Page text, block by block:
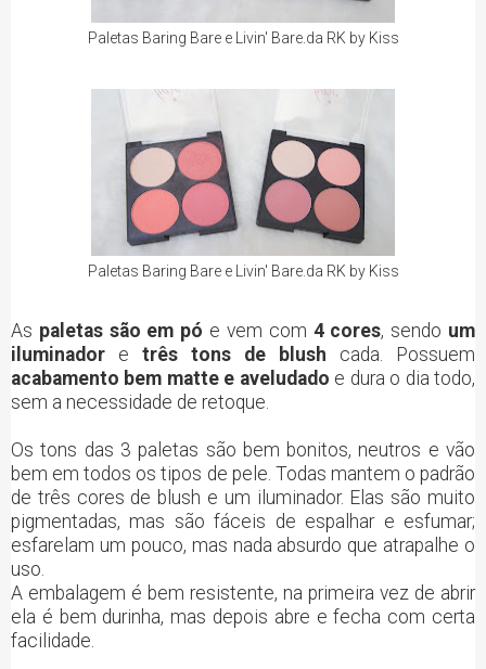
Paletas Baring Bare e Livin' Bare.da RK by Kiss
Paletas Baring Bare e Livin' Bare.da RK by Kiss
As paletas são em pó e vem com 4 cores, sendo um
iluminador e três tons de blush cada. Possuem
acabamento bem matte e aveludado e dura o dia todo,
sem a necessidade de retoque.
Os tons das 3 paletas são bem bonitos, neutros e vão
bem em todos os tipos de pele. Todas mantem o padrão
de três cores de blush e um iluminador. Elas são muito
pigmentadas, mas são fáceis de espalhar e esfumar;
esfarelam um pouco, mas nada absurdo que atrapalhe o
uso.
A embalagem é bem resistente, na primeira vez de abrir
ela é bem durinha, mas depois abre e fecha com certa
facilidade.